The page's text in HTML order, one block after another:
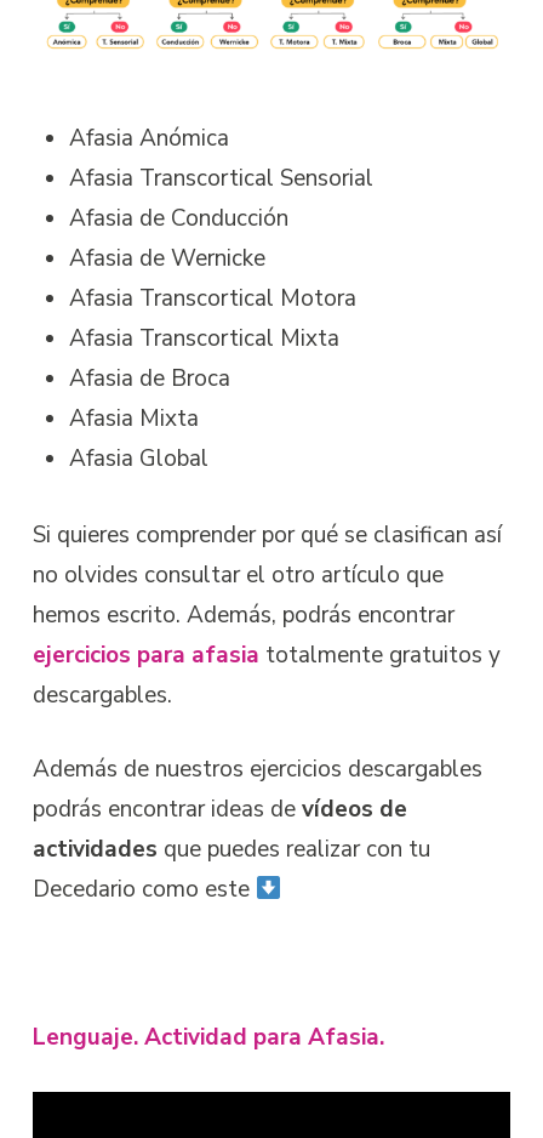
Afasia Anómica
Afasia Transcortical Sensorial
Afasia de Conducción
Afasia de Wernicke
Afasia Transcortical Motora
Afasia Transcortical Mixta
Afasia de Broca
Afasia Mixta
Afasia Global
Si quieres comprender por qué se clasifican así
no olvides consultar el otro artículo que
hemos escrito. Además, podrás encontrar
ejercicios para afasia totalmente gratuitos y
descargables.
Además de nuestros ejercicios descargables
podrás encontrar ideas devídeos de
actividades que puedes realizar con tu
Decedario como este
Lenguaje. Actividad para Afasia.